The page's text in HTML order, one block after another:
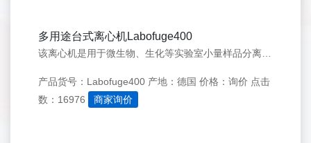
多用途台式离心机Labofuge400
产品货号：Labofuge400 产地：德国 价格：询价 点击
数：16976
商家询价